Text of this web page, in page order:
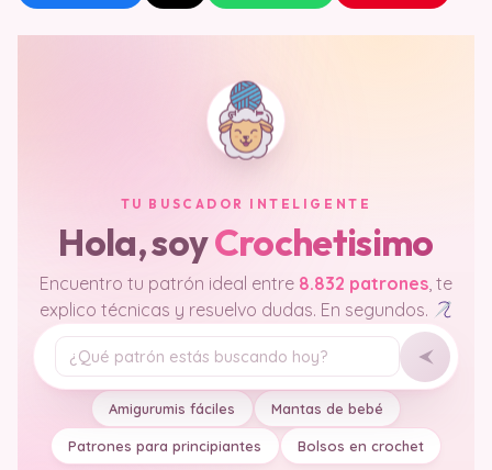
TU BUSCADOR INTELIGENTE
Hola, soyCrochetisimo
Encuentro tu patrón ideal entre 8.832 patrones, te
explico técnicas y resuelvo dudas. En segundos.
Tu pregunta
Amigurumis fáciles Mantas de bebé
Patrones para principiantes Bolsos en crochet